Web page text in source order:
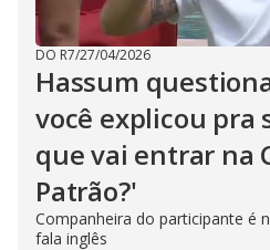
DO R7/27/04/2026
Hassum questiona
você explicou pra
que vai entrar na
Patrão?'
Companheira do participante é
fala inglês